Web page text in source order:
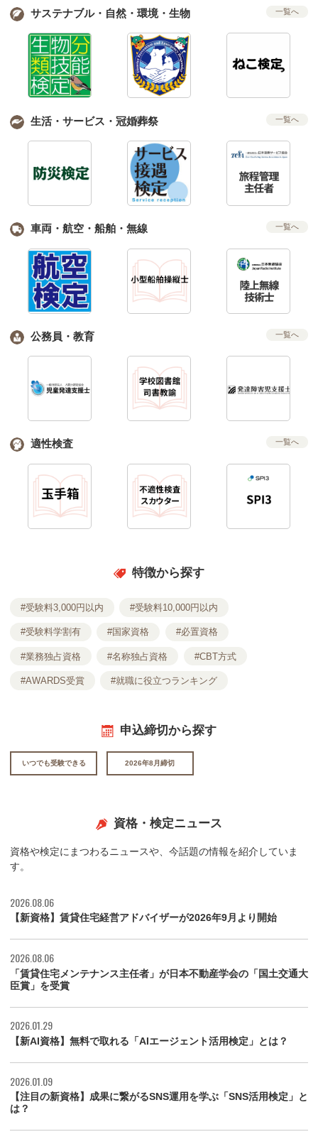
サステナブル・自然・環境・生物 一覧へ
生活・サービス・冠婚葬祭 一覧へ
車両・航空・船舶・無線 一覧へ
公務員・教育 一覧へ
適性検査 一覧へ
特徴から探す
#受験料3,000円以内 #受験料10,000円以内
#受験料学割有 #国家資格 #必置資格
#業務独占資格 #名称独占資格 #CBT方式
#AWARDS受賞 #就職に役立つランキング
申込締切から探す
いつでも受験できる 2026年8月締切
資格・検定ニュース
資格や検定にまつわるニュースや、今話題の情報を紹介していま
す。
2026.08.06
【新資格】賃貸住宅経営アドバイザーが2026年9月より開始
2026.08.06
「賃貸住宅メンテナンス主任者」が日本不動産学会の「国土交通大
臣賞」を受賞
2026.01.29
【新AI資格】無料で取れる「AIエージェント活用検定」とは？
2026.01.09
【注目の新資格】成果に繋がるSNS運用を学ぶ「SNS活用検定」と
は？